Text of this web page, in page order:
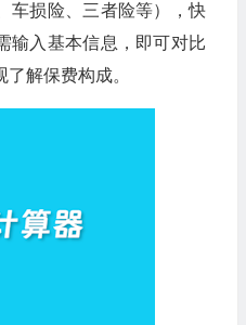
车损险、三者险等），快
输入基本信息，即可对比
解保费构成。